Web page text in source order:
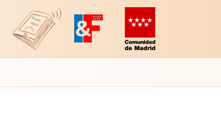
Revista Digital de EducaMadridPlataforma de Innovación y Formación
Comunidad de Madrid